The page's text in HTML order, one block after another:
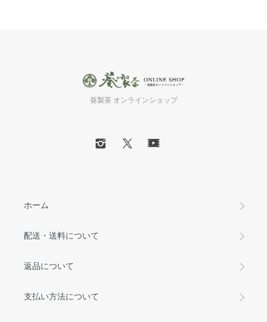
葵製茶 オンラインショップ
ホーム
配送・送料について
返品について
支払い方法について